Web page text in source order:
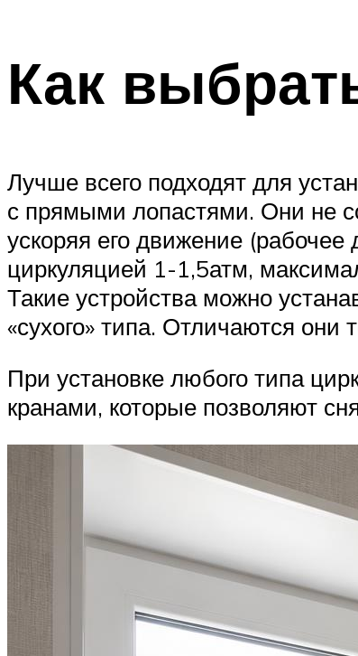
Как
Лучше всего подходят для
с прямыми лопастями. Они не
ускоряя его движение
циркуляцией 1-1,5атм,
Такие устройства можно
«сухого» типа. Отличаются
При установке любого типа
кранами, которые позволяют